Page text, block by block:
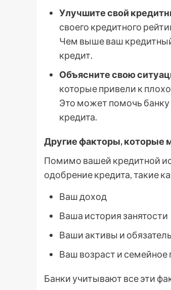
Улучшите свой
своего кредитного
Чем выше ваш
кредит.
Объясните свою
которые привели к
Это может помочь
кредита.
Другие факторы, которые
Помимо вашей кредитной
одобрение кредита, такие
Ваш доход
Ваша история занятости
Ваши активы и
Ваш возраст и
Банки учитывают все эти